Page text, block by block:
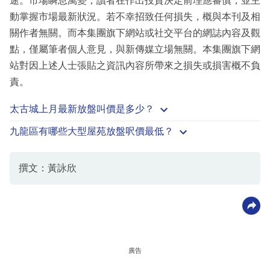
動掌握市場最新狀況。若不幸招致任何損失，概與本刊及相
關作者無關。而本集團旗下網站或社交平台的網誌內容及觀
點，僅屬筆者個人意見，與新傳媒立場無關。本集團旗下網
站對因上述人士張貼之資訊內容所帶來之損失或損害概不負
責。
太古城上月最新放盤叫價是多少？
九龍區有哪些大型屋苑放盤呎價最低？
撰文：黃詠欣
廣告